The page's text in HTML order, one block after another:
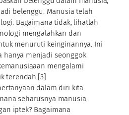
belenggu. Manusia telah
Bagaimana tidak, lihatlah
mengalahkan dan
menuruti keinginannya. Ini
hanya menjadi seonggok
mengalami
terendah.[3]
dalam diri kita
seharusnya manusia
iptek? Bagaimana